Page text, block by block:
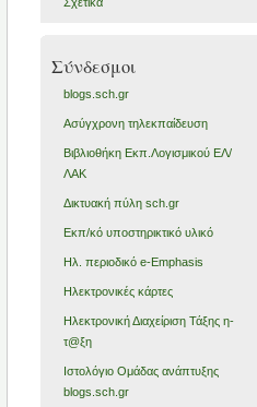
Σύνδεσμοι
blogs.sch.gr
Ασύγχρονη τηλεκπαίδευση
Βιβλιοθήκη Εκπ.Λογισμικού ΕΛ/
ΛΑΚ
Δικτυακή πύλη sch.gr
Εκπ/κό υποστηρικτικό υλικό
Ηλ. περιοδικό e-Emphasis
Ηλεκτρονικές κάρτες
Ηλεκτρονική Διαχείριση Τάξης η-
τ@ξη
Ιστολόγιο Ομάδας ανάπτυξης
blogs.sch.gr